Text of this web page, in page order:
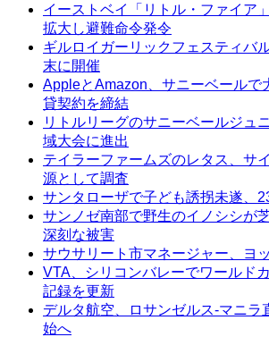
イーストベイ「リトル・ファイア
拡大し避難命令発令
ギルロイガーリックフェスティバ
末に開催
AppleとAmazon、サニーベールで
貸契約を締結
リトルリーグのサニーベールジュ
域大会に進出
テイラーファームズのレタス、サ
源として調査
サンタローザで子ども誘拐未遂、
サンノゼ南部で野生のイノシシが
深刻な被害
サウサリート市マネージャー、ヨ
VTA、シリコンバレーでワールド
記録を更新
デルタ航空、ロサンゼルス-マニラ
始へ